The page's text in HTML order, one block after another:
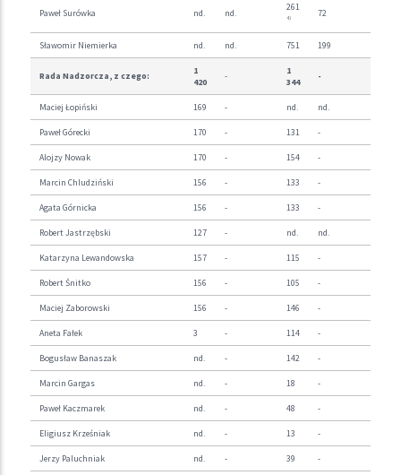
Paweł Surówka nd. nd.
261
4) 72
Sławomir Niemierka nd. nd. 751 199
Rada Nadzorcza, z czego:
1
420
-
1
344
-
Maciej Łopiński 169 - nd. nd.
Paweł Górecki 170 - 131 -
Alojzy Nowak 170 - 154 -
Marcin Chludziński 156 - 133 -
Agata Górnicka 156 - 133 -
Robert Jastrzębski 127 - nd. nd.
Katarzyna Lewandowska 157 - 115 -
Robert Śnitko 156 - 105 -
Maciej Zaborowski 156 - 146 -
Aneta Fałek 3 - 114 -
Bogusław Banaszak nd. - 142 -
Marcin Gargas nd. - 18 -
Paweł Kaczmarek nd. - 48 -
Eligiusz Krześniak nd. - 13 -
Jerzy Paluchniak nd. - 39 -